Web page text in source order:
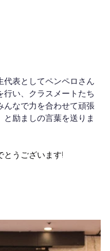
代表としてペンペロさん
行い、クラスメートたち
んなで力を合わせて頑張
と励ましの言葉を送りま
とうございます!